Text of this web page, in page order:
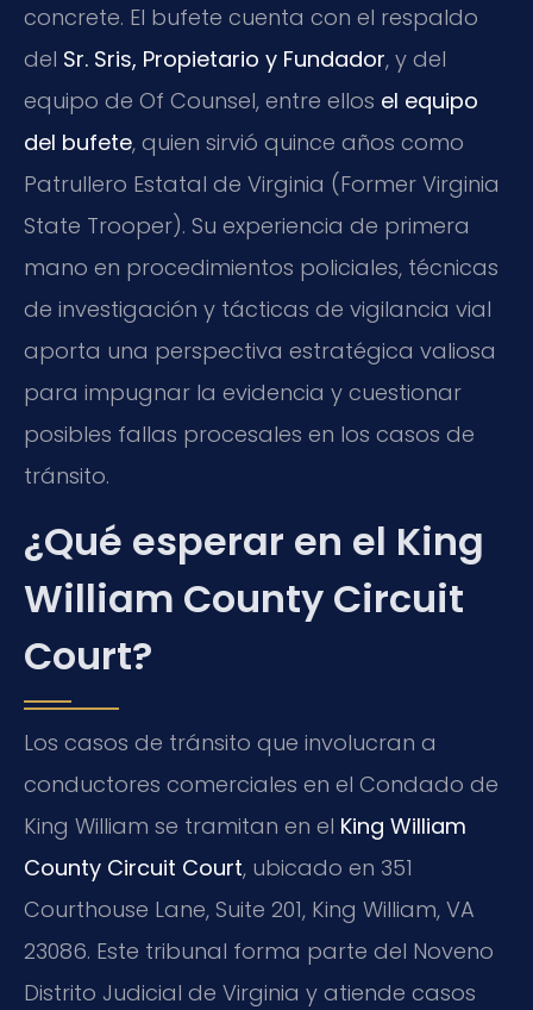
concrete. El bufete cuenta con el respaldo
del Sr. Sris, Propietario y Fundador, y del
equipo de Of Counsel, entre ellos el equipo
del bufete, quien sirvió quince años como
Patrullero Estatal de Virginia (Former Virginia
State Trooper). Su experiencia de primera
mano en procedimientos policiales, técnicas
de investigación y tácticas de vigilancia vial
aporta una perspectiva estratégica valiosa
para impugnar la evidencia y cuestionar
posibles fallas procesales en los casos de
tránsito.
¿Qué esperar en el King
William County Circuit
Court?
Los casos de tránsito que involucran a
conductores comerciales en el Condado de
King William se tramitan en el King William
County Circuit Court, ubicado en 351
Courthouse Lane, Suite 201, King William, VA
23086. Este tribunal forma parte del Noveno
Distrito Judicial de Virginia y atiende casos